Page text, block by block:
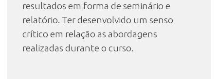
resultados em forma de seminário e
relatório. Ter desenvolvido um senso
crítico em relação as abordagens
realizadas durante o curso.